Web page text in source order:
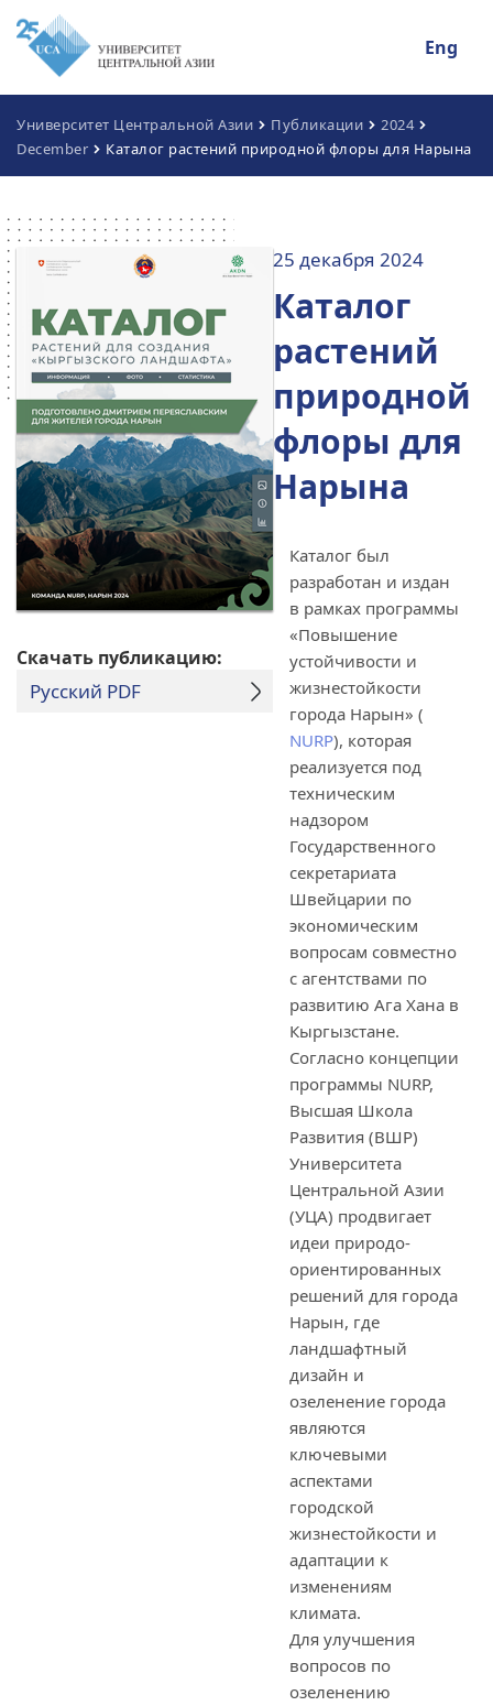
Eng
Университет Центральной Азии Публикации
2024
December
Каталог растений природной флоры для Нарына
Cкачать публикацию:
Русский PDF
25 декабря 2024
Каталог
растений
природной
флоры для
Нарына
Каталог был
разработан и издан
в рамках программы
«Повышение
устойчивости и
жизнестойкости
города Нарын» (
NURP), которая
реализуется под
техническим
надзором
Государственного
секретариата
Швейцарии по
экономическим
вопросам совместно
с агентствами по
развитию Ага Хана в
Кыргызстане.
Согласно концепции
программы NURP,
Высшая Школа
Развития (ВШР)
Университета
Центральной Азии
(УЦА) продвигает
идеи природо-
ориентированных
решений для города
Нарын, где
ландшафтный
дизайн и
озеленение города
являются
ключевыми
аспектами
городской
жизнестойкости и
адаптации к
изменениям
климата.
Для улучшения
вопросов по
озеленению